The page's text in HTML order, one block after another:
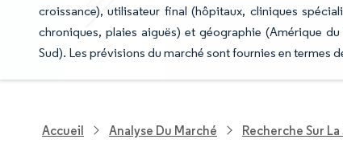
croissance), utilisateur final (hôpitaux, cliniques
chroniques, plaies aiguës) et géographie (Amérique
Sud). Les prévisions du marché sont fournies en termes
Accueil Analyse Du Marché Recherche Sur La